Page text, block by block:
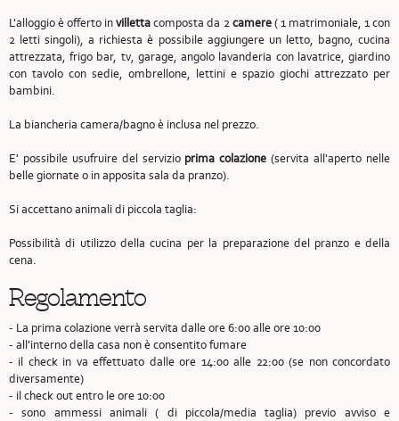
L'alloggio è offerto invillettacomposta da 2camere( 1 matrimoniale, 1 con
2 letti singoli), a richiesta è possibile aggiungere un letto, bagno, cucina
attrezzata, frigo bar, tv, garage, angolo lavanderia con lavatrice, giardino
con tavolo con sedie, ombrellone, lettini e spazio giochi attrezzato per
bambini.
La biancheria camera/bagno è inclusa nel prezzo.
E' possibile usufruire del servizio prima colazione (servita all'aperto nelle
belle giornate o in apposita sala da pranzo).
Si accettano animali di piccola taglia:
Possibilità di utilizzo della cucina per la preparazione del pranzo e della
cena.
Regolamento
- La prima colazione verrà servita dalle ore 6:00 alle ore 10:00
- all'interno della casa non è consentito fumare
- il check in va effettuato dalle ore 14:00 alle 22:00 (se non concordato
diversamente)
- il check out entro le ore 10:00
- sono ammessi animali ( di piccola/media taglia) previo avviso e